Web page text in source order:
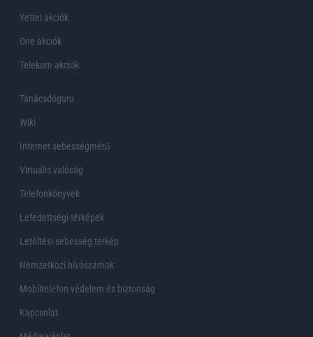
Yettel akciók
One akciók
Telekom akciók
Tanácsdóguru
Wiki
Internet sebességmérő
Virtuális valóság
Telefonkönyvek
Lefedettségi térképek
Letöltési sebesség térkép
Nemzetközi hívószámok
Mobiltelefon védelem és biztonság
Kapcsolat